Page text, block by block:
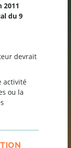
2011
du 9
devrait
activité
ou la